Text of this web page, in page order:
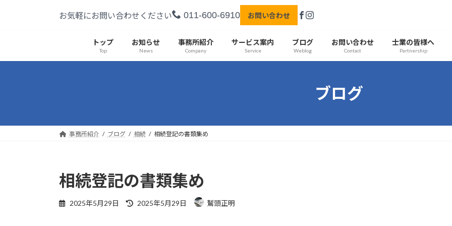
お気軽にお問い合わせください 011-600-6910 お問い合わせ
トップ
Top
お知らせ
News
事務所紹介
Company
サービス案内
Service
ブログ
Weblog
お問い合わせ
Contact
士業の皆様へ
Partnership
ブログ
事務所紹介 ブログ 相続 相続登記の書類集め
相続登記の書類集め
2025年5月29日
最
2025年5月29日 鷲頭正明